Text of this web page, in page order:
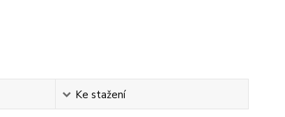
Ke stažení